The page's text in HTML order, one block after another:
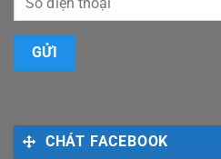
CHÁT FACEBOOK